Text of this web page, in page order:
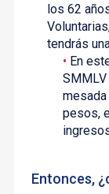
los 62
tendrás
En
pesos,
Entonces,